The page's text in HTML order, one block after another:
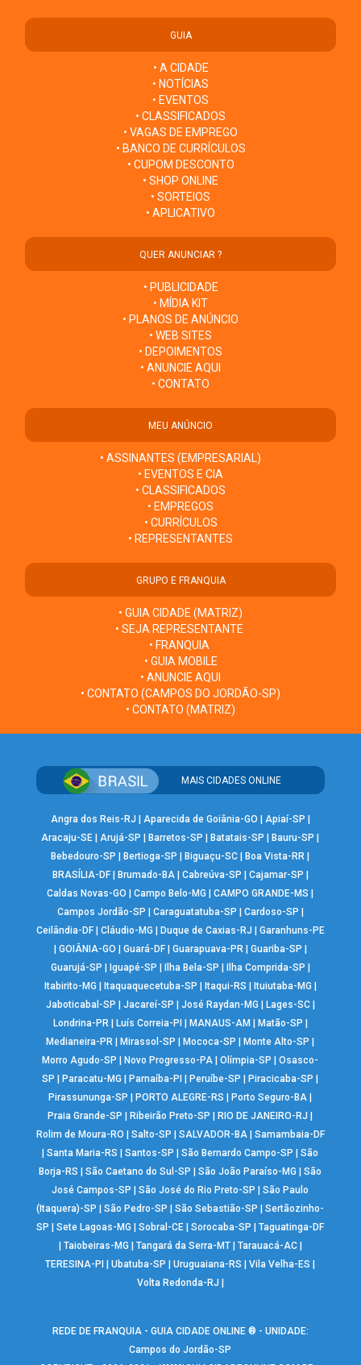
GUIA
• A CIDADE
• NOTÍCIAS
• EVENTOS
• CLASSIFICADOS
• VAGAS DE EMPREGO
• BANCO DE CURRÍCULOS
• CUPOM DESCONTO
• SHOP ONLINE
• SORTEIOS
• APLICATIVO
QUER ANUNCIAR ?
• PUBLICIDADE
• MÍDIA KIT
• PLANOS DE ANÚNCIO
• WEB SITES
• DEPOIMENTOS
• ANUNCIE AQUI
• CONTATO
MEU ANÚNCIO
• ASSINANTES (EMPRESARIAL)
• EVENTOS E CIA
• CLASSIFICADOS
• EMPREGOS
• CURRÍCULOS
• REPRESENTANTES
GRUPO E FRANQUIA
• GUIA CIDADE (MATRIZ)
• SEJA REPRESENTANTE
• FRANQUIA
• GUIA MOBILE
• ANUNCIE AQUI
• CONTATO (CAMPOS DO JORDÃO-SP)
• CONTATO (MATRIZ)
MAIS CIDADES ONLINE
Angra dos Reis-RJ Aparecida de Goiânia-GO Apiaí-SP
Aracaju-SE |Arujá-SP Barretos-SP Batatais-SP Bauru-SP
Bebedouro-SP
Bertioga-SP Biguaçu-SC Boa Vista-RR
BRASÍLIA-DF| Brumado-BA| Cabreúva-SP Cajamar-SP
Caldas Novas-GO
|Campo Belo-MG |CAMPO GRANDE-MS
Campos Jordão-SP
Caraguatatuba-SP Cardoso-SP
Ceilândia-DF| Cláudio-MG Duque de Caxias-RJ
Garanhuns-PE
GOIÂNIA-GO Guará-DF| Guarapuava-PR| Guariba-SP
Guarujá-SP
Iguapé-SP Ilha Bela-SP Ilha Comprida-SP
Itabirito-MG
Itaquaquecetuba-SP Itaqui-RS Ituiutaba-MG
Jaboticabal-SP
Jacareí-SP José Raydan-MG Lages-SC|
Londrina-PR| Luís Correia-PI MANAUS-AM Matão-SP
Medianeira-PR
Mirassol-SP Mococa-SP Monte Alto-SP
Morro Agudo-SP
Novo Progresso-PA |Olímpia-SP |Osasco-
SP
Paracatu-MG Parnaíba-PI Peruíbe-SP Piracicaba-SP
Pirassununga-SP
PORTO ALEGRE-RS Porto Seguro-BA
Praia Grande-SP
Ribeirão Preto-SP RIO DE JANEIRO-RJ
Rolim de Moura-RO
Salto-SP SALVADOR-BA| Samambaia-DF
|Santa Maria-RS |Santos-SP |São Bernardo Campo-SP |São
Borja-RS
|São Caetano do Sul-SP |São João Paraíso-MG |São
José Campos-SP
|São José do Rio Preto-SP |São Paulo
(Itaquera)-SP
|São Pedro-SP |São Sebastião-SP |Sertãozinho-
SP
|Sete Lagoas-MG |Sobral-CE |Sorocaba-SP |Taguatinga-DF
Taiobeiras-MG Tangará da Serra-MT| Tarauacá-AC|
TERESINA-PI
|Ubatuba-SP |Uruguaiana-RS |Vila Velha-ES
Volta Redonda-RJ
REDE DE FRANQUIA - GUIA CIDADE ONLINE ® - UNIDADE:
Campos do Jordão-SP